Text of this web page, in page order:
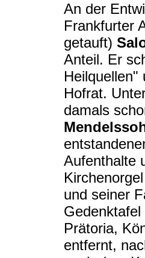
An der
Frankfurter
getauft)
Anteil. Er
Heilquellen"
Hofrat.
damals
Aufenthalte
und seiner
Prätoria,
entfernt,